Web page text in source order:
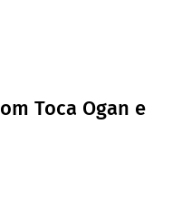
Toca Ogan e